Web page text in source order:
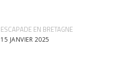
ESCAPADE EN BRETAGNE
15 JANVIER 2025